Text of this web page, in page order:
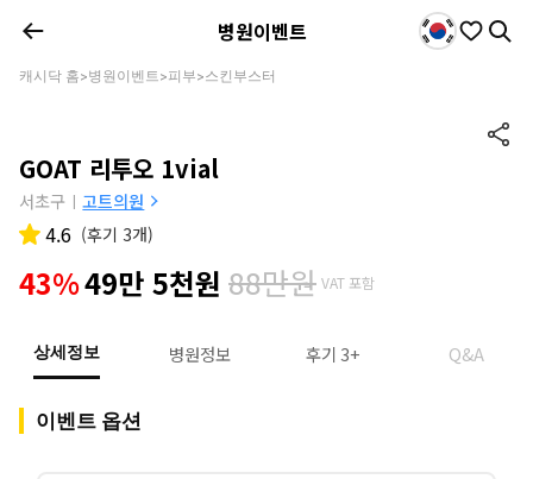
병원이벤트
캐시닥 홈>병원이벤트>피부>스킨부스터
GOAT 리투오 1vial
서초구 | 고트의원
4.6 (후기 3개)
43%49만 5천원 88만원 VAT 포함
상세정보 병원정보 후기 3+ Q&A
이벤트 옵션